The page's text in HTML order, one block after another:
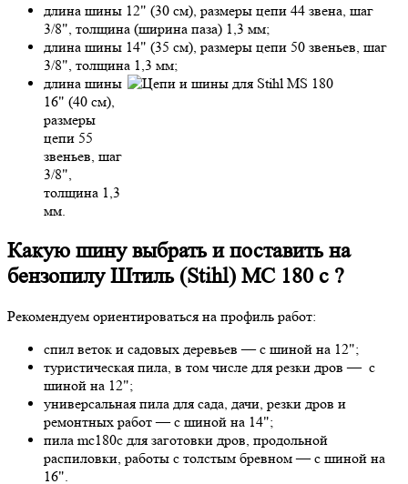
длина шины 12" (30 см), размеры цепи 44 звена, шаг
3/8", толщина (ширина паза) 1,3 мм;
длина шины 14" (35 см), размеры цепи 50 звеньев, шаг
3/8", толщина 1,3 мм;
длина шины
16" (40 см),
размеры
цепи 55
звеньев, шаг
3/8",
толщина 1,3
мм.
Какую шину выбрать и поставить на
бензопилу Штиль (Stihl) MC 180 c ?
Рекомендуем ориентироваться на профиль работ:
спил веток и садовых деревьев — с шиной на 12";
туристическая пила, в том числе для резки дров — с
шиной на 12";
универсальная пила для сада, дачи, резки дров и
ремонтных работ — с шиной на 14";
пила mc180c для заготовки дров, продольной
распиловки, работы с толстым бревном — с шиной на
16".